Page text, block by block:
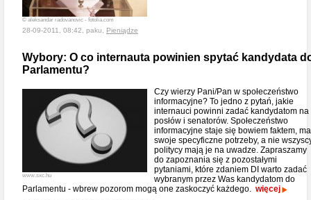
© aleksandar radovanovic - fotolia.com
28-09-2011, 08:42, paku, Pieniądze
Wybory: O co internauta powinien spytać kandydata
Parlamentu?
www.sxc.hu
Czy wierzy Pani/Pan w społeczeństwo
informacyjne? To jedno z pytań, jakie
internauci powinni zadać kandydatom na
posłów i senatorów. Społeczeństwo
informacyjne staje się bowiem faktem, ma
swoje specyficzne potrzeby, a nie
politycy mają je na uwadze. Zapraszamy
do zapoznania się z pozostałymi
pytaniami, które zdaniem DI warto zadać
wybranym przez Was kandydatom do
Parlamentu - wbrew pozorom mogą one zaskoczyć każdego. więcej